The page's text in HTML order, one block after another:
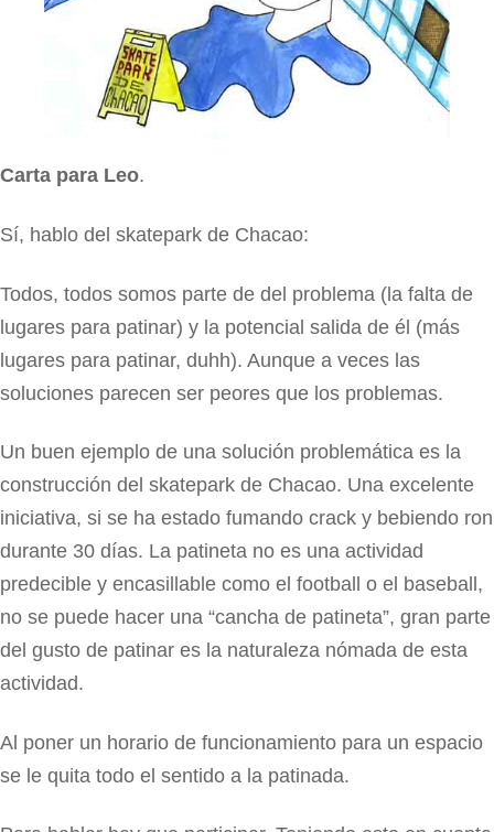
Carta para Leo.
Sí, hablo del skatepark de Chacao:
Todos, todos somos parte de del problema (la falta de
lugares para patinar) y la potencial salida de él (más
lugares para patinar, duhh). Aunque a veces las
soluciones parecen ser peores que los problemas.
Un buen ejemplo de una solución problemática es la
construcción del skatepark de Chacao. Una excelente
iniciativa, si se ha estado fumando crack y bebiendo ron
durante 30 días. La patineta no es una actividad
predecible y encasillable como el football o el baseball,
no se puede hacer una “cancha de patineta”, gran parte
del gusto de patinar es la naturaleza nómada de esta
actividad.
Al poner un horario de funcionamiento para un espacio
se le quita todo el sentido a la patinada.